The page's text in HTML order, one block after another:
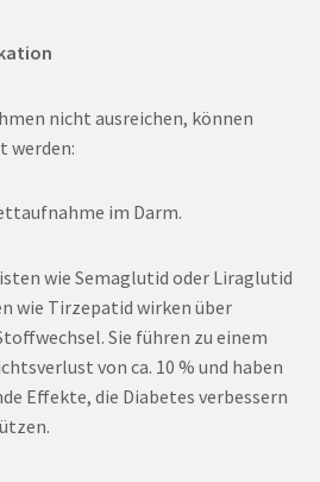
nicht ausreichen, können
werden:
im Darm.
wie Semaglutid oder Liraglutid
wie Tirzepatid wirken über
Sie führen zu einem
von ca. 10 % und haben
Effekte, die Diabetes verbessern